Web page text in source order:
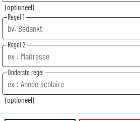
(optioneel)
Regel 1
Regel 2
Onderste regel
(optioneel)